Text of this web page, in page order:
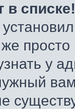
в списке!
у